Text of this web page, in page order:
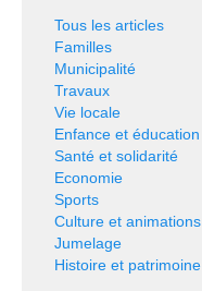
Tous les articles
Familles
Municipalité
Travaux
Vie locale
Enfance et éducation
Santé et solidarité
Economie
Sports
Culture et animations
Jumelage
Histoire et patrimoine